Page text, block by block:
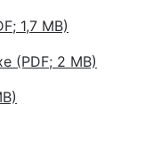
1,7 MB)
(PDF; 2 MB)